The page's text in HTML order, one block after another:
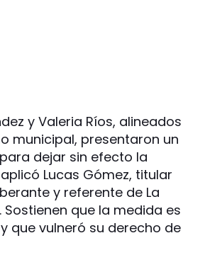
y Valeria Ríos, alineados
municipal, presentaron un
dejar sin efecto la
Lucas Gómez, titular
y referente de La
Sostienen que la medida es
que vulneró su derecho de